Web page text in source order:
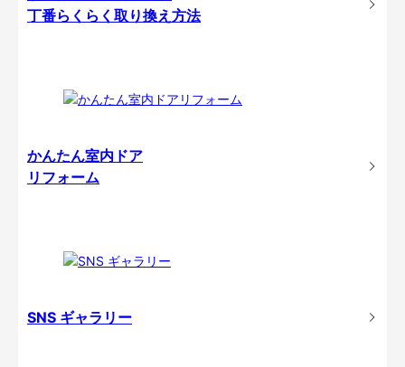
丁番らくらく取り換え方法
かんたん室内ドア
リフォーム
SNS ギャラリー